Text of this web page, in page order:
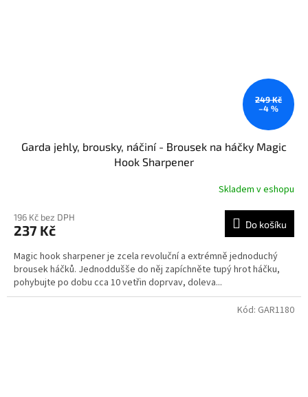
249 Kč
–4 %
Garda jehly, brousky, náčiní - Brousek na háčky Magic
Hook Sharpener
Skladem v eshopu
196 Kč bez DPH
237 Kč Do košíku
Magic hook sharpener je zcela revoluční a extrémně jednoduchý
brousek háčků. Jednoddušše do něj zapíchněte tupý hrot háčku,
pohybujte po dobu cca 10 vetřin doprvav, doleva...
Kód: GAR1180